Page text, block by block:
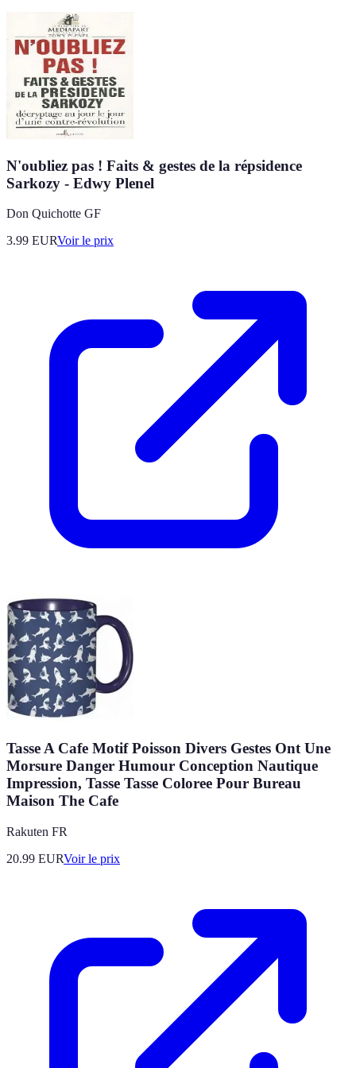
N'oubliez pas ! Faits & gestes de la répsidence
Sarkozy - Edwy Plenel
Don Quichotte GF
3.99 EURVoir le prix
Tasse A Cafe Motif Poisson Divers Gestes Ont Une
Morsure Danger Humour Conception Nautique
Impression, Tasse Tasse Coloree Pour Bureau
Maison The Cafe
Rakuten FR
20.99 EURVoir le prix